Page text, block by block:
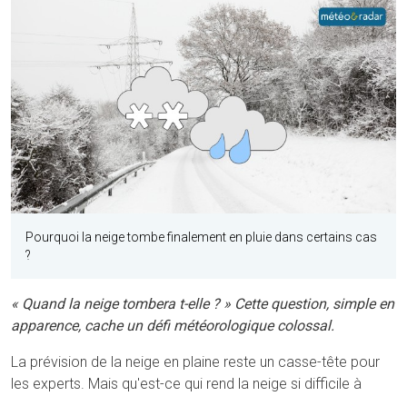
Pourquoi la neige tombe finalement en pluie dans certains cas
?
« Quand la neige tombera t-elle ? » Cette question, simple en
apparence, cache un défi météorologique colossal.
La prévision de la neige en plaine reste un casse-tête pour
les experts. Mais qu'est-ce qui rend la neige si difficile à